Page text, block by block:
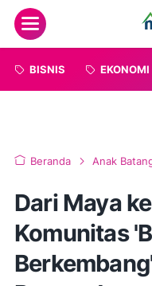
Menu
BISNIS EKONOMI
Beranda Anak
Dari Maya
Komunitas